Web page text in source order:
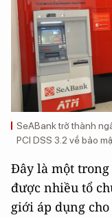
SeABank trở thành
PCI DSS 3.2 về bảo
Đây là một
được nhiều tổ
giới áp dụng